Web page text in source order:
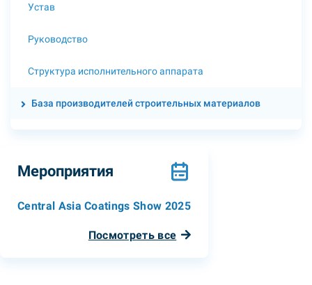
Устав
Руководство
Структура исполнительного аппарата
База производителей строительных материалов
Мероприятия
Central Asia Coatings Show 2025
Посмотреть все